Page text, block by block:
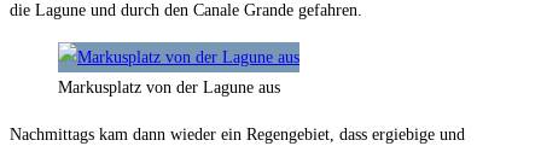
die Lagune und durch den Canale Grande gefahren.
Markusplatz von der Lagune aus
Nachmittags kam dann wieder ein Regengebiet, dass ergiebige und